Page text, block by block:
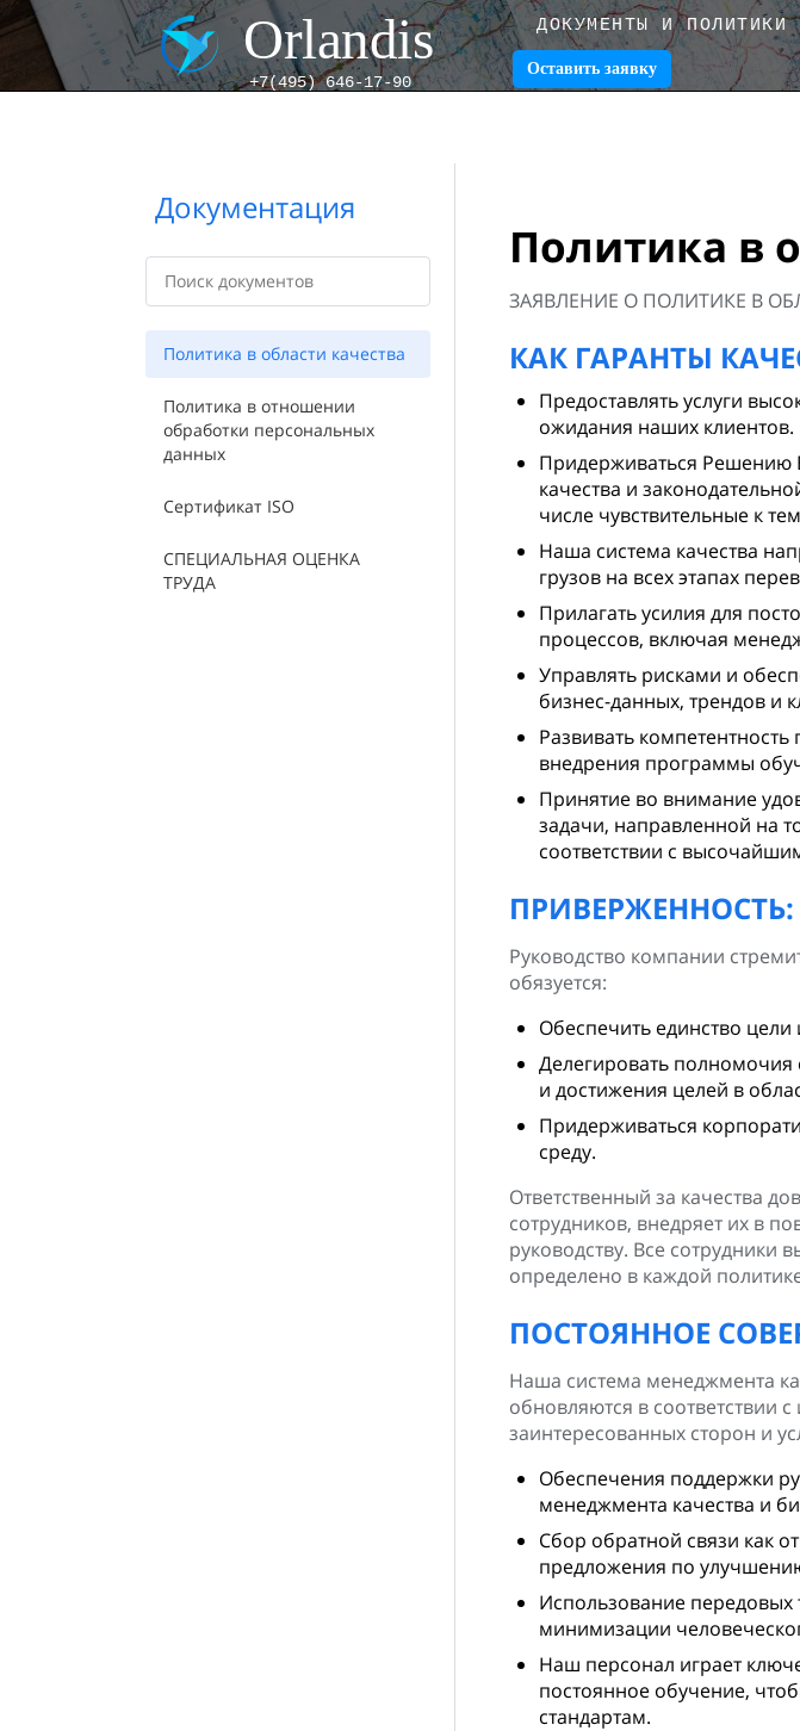
Orlandis
+7(495) 646-17-90
ДОКУМЕНТЫ И ПОЛИТИКИ
Оставить заявку
Документация
Политика в области качества
Политика в отношении
обработки персональных
данных
Сертификат ISO
СПЕЦИАЛЬНАЯ ОЦЕНКА
ТРУДА
Политика в
ЗАЯВЛЕНИЕ О ПОЛИТИКЕ В
КАК ГАРАНТЫ
Предоставлять услуги
ожидания наших клиентов.
Придерживаться Решению
качества и
числе чувствительные к
Наша система качества
грузов на всех этапах
Прилагать усилия для
процессов, включая
Управлять рисками и
бизнес-данных, трендов и
Развивать
внедрения программы
Принятие во внимание
задачи, направленной на
соответствии с
ПРИВЕРЖЕННОСТЬ:
Руководство компании
обязуется:
Обеспечить единство цели
Делегировать полномочия
и достижения целей в
Придерживаться
среду.
Ответственный за качества
сотрудников, внедряет их в
руководству. Все сотрудники
определено в каждой
ПОСТОЯННОЕ
Наша система менеджмента
обновляются в соответствии
заинтересованных сторон и
Обеспечения поддержки
менеджмента качества и
Сбор обратной связи как
предложения по
Использование передовых
минимизации
Наш персонал играет
постоянное обучение,
стандартам.